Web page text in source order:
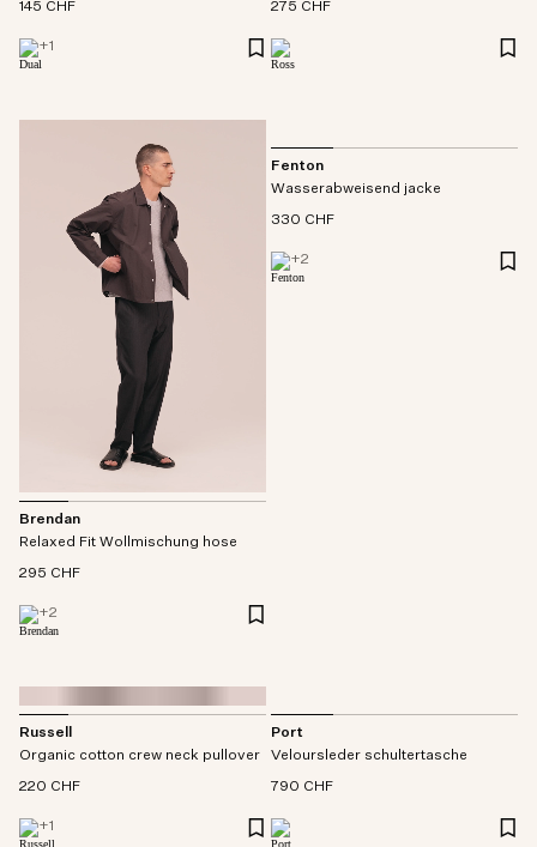
145 CHF
+1
275 CHF
Brendan
Relaxed Fit Wollmischung hose
295 CHF
+2
Fenton
Wasserabweisend jacke
330 CHF
+2
Russell
Organic cotton crew neck pullover
220 CHF
+1
Port
Veloursleder schultertasche
790 CHF